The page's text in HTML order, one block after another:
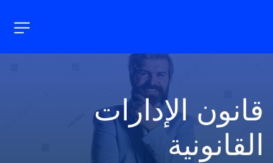
قانون الإدارات
القانونية